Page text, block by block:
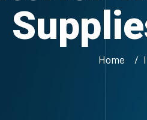
Home